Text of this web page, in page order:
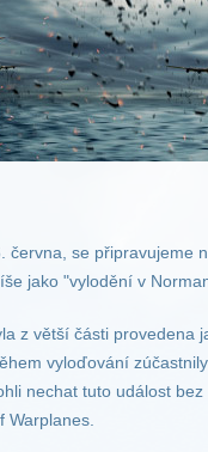
června, se připravujeme
jako "vylodění v
z větší části provedena
vyloďování
nechat tuto událost
Warplanes.